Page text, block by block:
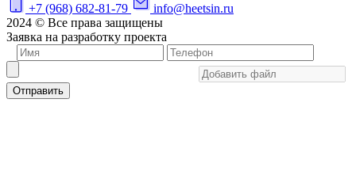
+7 (968) 682-81-79
info@heetsin.ru
2024 © Все права защищены
Заявка на разработку проекта
Отправить